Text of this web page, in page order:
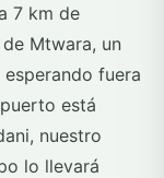
7 km de
Mtwara, un
fuera
está
nuestro
lo llevará